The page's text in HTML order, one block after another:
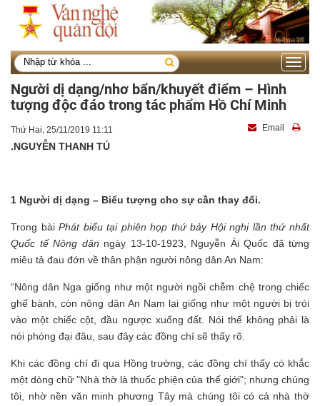
Toggle
Người dị dạng/nhơ bẩn/khuyết điểm – Hình
tượng độc đáo trong tác phẩm Hồ Chí Minh
Thứ Hai, 25/11/2019 11:11 Email
.NGUYỄN THANH TÚ
1 Người dị dạng – Biểu tượng cho sự cần thay đổi.
Trong bàiPhát biểu tại phiên họp thứ bảy Hội nghị lần thứ nhất
Quốc tế Nông dân ngày 13-10-1923, Nguyễn Ái Quốc đã từng
miêu tả đau đớn về thân phận người nông dân An Nam:
“Nông dân Nga giống như một người ngồi chễm chệ trong chiếc
ghế bành, còn nông dân An Nam lại giống như một người bị trói
vào một chiếc cột, đầu ngược xuống đất. Nói thế không phải là
nói phóng đại đâu, sau đây các đồng chí sẽ thấy rõ.
Khi các đồng chí đi qua Hồng trường, các đồng chí thấy có khắc
một dòng chữ "Nhà thờ là thuốc phiện của thế giới"; nhưng chúng
tôi, nhờ nền văn minh phương Tây mà chúng tôi có cả nhà thờ